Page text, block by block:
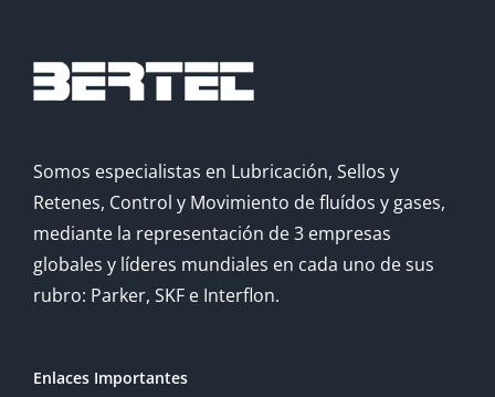
Somos especialistas en Lubricación, Sellos y
Retenes, Control y Movimiento de fluídos y gases,
mediante la representación de 3 empresas
globales y líderes mundiales en cada uno de sus
rubro: Parker, SKF e Interflon.
Enlaces Importantes